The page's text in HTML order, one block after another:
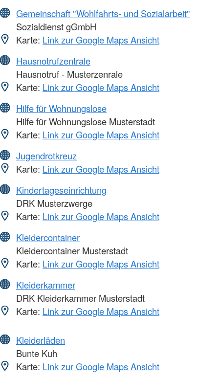
Gemeinschaft "Wohlfahrts- und Sozialarbeit"
Sozialdienst gGmbH
Karte: Link zur Google Maps Ansicht
Hausnotrufzentrale
Hausnotruf - Musterzenrale
Karte: Link zur Google Maps Ansicht
Hilfe für Wohnungslose
Hilfe für Wohnungslose Musterstadt
Karte: Link zur Google Maps Ansicht
Jugendrotkreuz
Karte: Link zur Google Maps Ansicht
Kindertageseinrichtung
DRK Musterzwerge
Karte: Link zur Google Maps Ansicht
Kleidercontainer
Kleidercontainer Musterstadt
Karte: Link zur Google Maps Ansicht
Kleiderkammer
DRK Kleiderkammer Musterstadt
Karte: Link zur Google Maps Ansicht
Kleiderläden
Bunte Kuh
Karte: Link zur Google Maps Ansicht